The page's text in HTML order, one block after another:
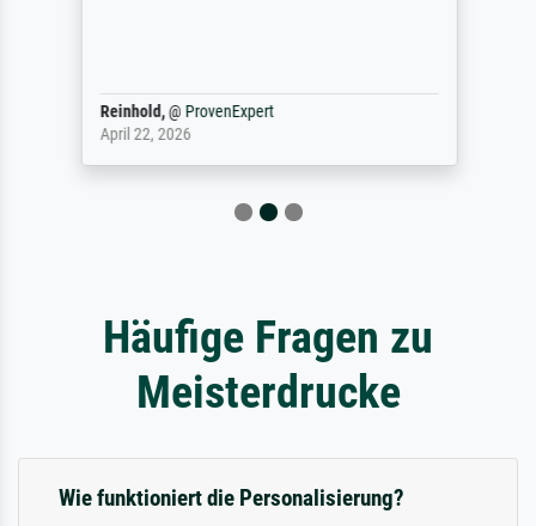
Reinhold,@ ProvenExpert
April 22, 2026
Häufige Fragen zu
Meisterdrucke
Wie funktioniert die Personalisierung?